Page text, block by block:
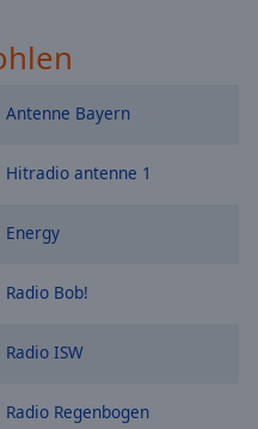
Antenne Bayern
Hitradio antenne 1
Energy
Radio Bob!
Radio ISW
Radio Regenbogen